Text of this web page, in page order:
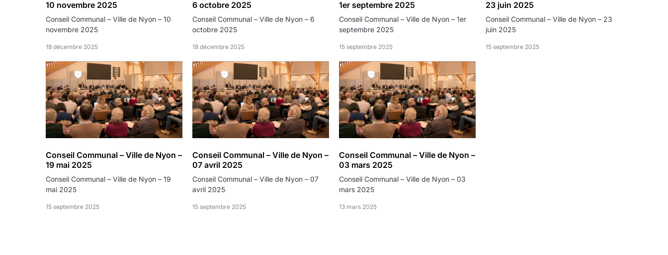
10 novembre 2025
Conseil Communal – Ville de Nyon – 10
novembre 2025
18 décembre 2025
6 octobre 2025
Conseil Communal – Ville de Nyon – 6
octobre 2025
18 décembre 2025
1er septembre 2025
Conseil Communal – Ville de Nyon – 1er
septembre 2025
15 septembre 2025
23 juin 2025
Conseil Communal – Ville de Nyon – 23
juin 2025
15 septembre 2025
Conseil Communal – Ville de Nyon –
19 mai 2025
Conseil Communal – Ville de Nyon – 19
mai 2025
15 septembre 2025
Conseil Communal – Ville de Nyon –
07 avril 2025
Conseil Communal – Ville de Nyon – 07
avril 2025
15 septembre 2025
Conseil Communal – Ville de Nyon –
03 mars 2025
Conseil Communal – Ville de Nyon – 03
mars 2025
13 mars 2025